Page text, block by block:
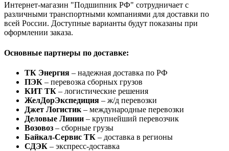
Интернет-магазин "Подшипник РФ" сотрудничает с
различными транспортными компаниями для доставки по
всей России. Доступные варианты будут показаны при
оформлении заказа.
Основные партнеры по доставке:
ТК Энергия – надежная доставка по РФ
ПЭК – перевозка сборных грузов
КИТ ТК – логистические решения
ЖелДорЭкспедиция – ж/д перевозки
Джет Логистик – международные перевозки
Деловые Линии – крупнейший перевозчик
Возовоз – сборные грузы
Байкал-Сервис ТК – доставка в регионы
СДЭК – экспресс-доставка